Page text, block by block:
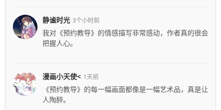
静谧时光 3个小时前
我对《预约教导》的情感描写非常感动，作者真的很会
把握人心。
漫画小天使< 1天前
《预约教导》的每一幅画面都像是一幅艺术品，真是让
人陶醉。